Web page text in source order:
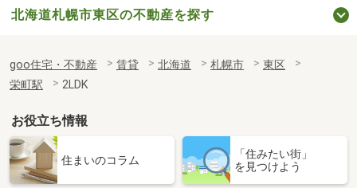
北海道札幌市東区の不動産を探す
goo住宅・不動産 賃貸 北海道 札幌市
東区
栄町駅
2LDK
お役立ち情報
住まいのコラム
「住みたい街」
を見つけよう